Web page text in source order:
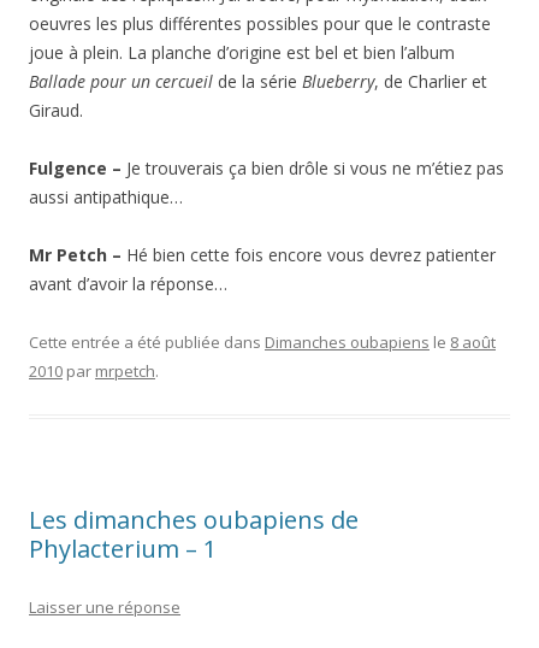
oeuvres les plus différentes possibles pour que le contraste
joue à plein. La planche d’origine est bel et bien l’album
Ballade pour un cercueil de la série Blueberry, de Charlier et
Giraud.
Fulgence – Je trouverais ça bien drôle si vous ne m’étiez pas
aussi antipathique…
Mr Petch – Hé bien cette fois encore vous devrez patienter
avant d’avoir la réponse…
Cette entrée a été publiée dans Dimanches oubapiens le 8 août
2010 par mrpetch.
Les dimanches oubapiens de
Phylacterium – 1
Laisser une réponse